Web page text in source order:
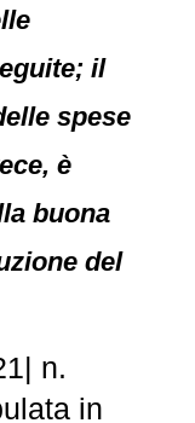
il
spese
è
buona
del
n.
in